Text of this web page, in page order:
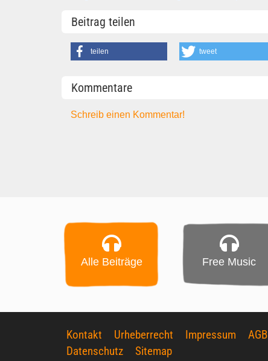
Beitrag teilen
teilen tweet
Kommentare
Schreib einen Kommentar!
Alle Beiträge Free Music
Kontakt Urheberrecht Impressum
AGB
Datenschutz
Sitemap